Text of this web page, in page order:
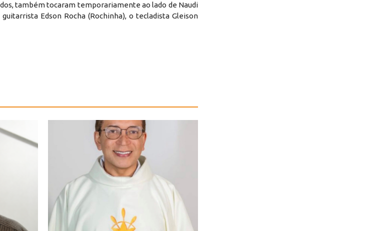
também tocaram temporariamente ao lado de Naudi
Edson Rocha (Rochinha), o tecladista Gleison